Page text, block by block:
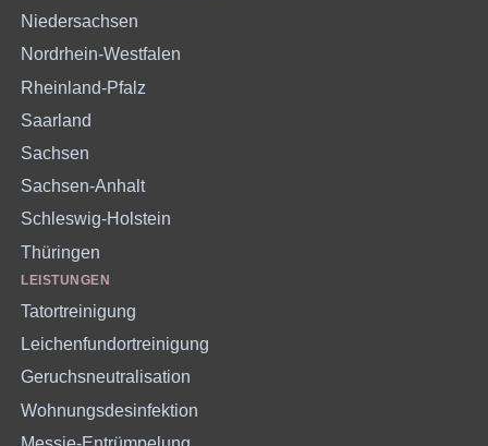
Niedersachsen
Nordrhein-Westfalen
Rheinland-Pfalz
Saarland
Sachsen
Sachsen-Anhalt
Schleswig-Holstein
Thüringen
LEISTUNGEN
Tatortreinigung
Leichenfundortreinigung
Geruchsneutralisation
Wohnungsdesinfektion